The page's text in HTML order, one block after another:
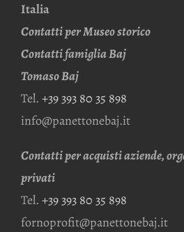
Italia
Contatti per Museo storico
Contatti famiglia Baj
Tomaso Baj
Tel. +39 393 80 35 898
info@panettonebaj.it
Contatti per acquisti aziende,
privati
Tel. +39 393 80 35 898
fornoprofit@panettonebaj.it